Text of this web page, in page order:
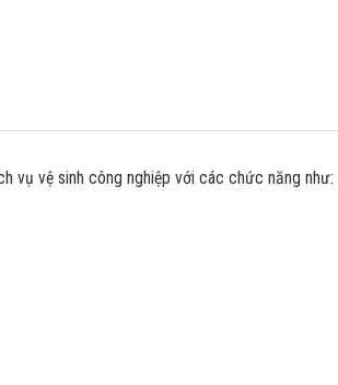
vụ vệ sinh công nghiệp với các chức năng như: